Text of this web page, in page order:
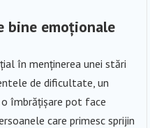
bine emoționale
în menținerea unei stări
de dificultate, un
îmbrățișare pot face
care primesc sprijin